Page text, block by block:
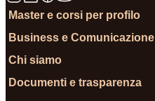
Master e corsi per profilo
Business e Comunicazione
Chi siamo
Documenti e trasparenza